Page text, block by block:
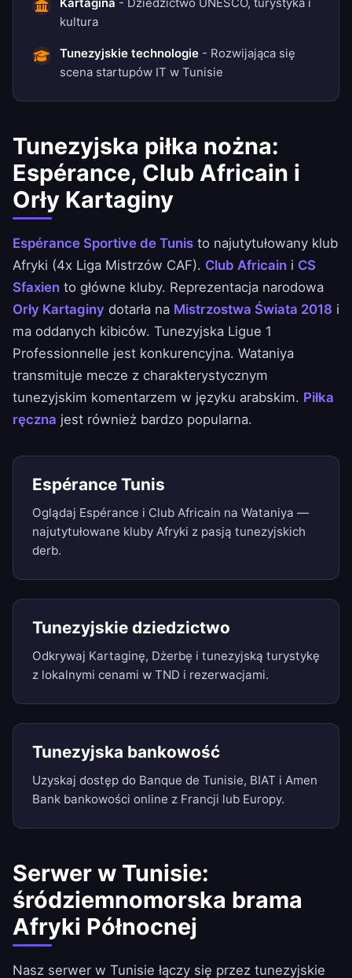
Kartagina - Dziedzictwo UNESCO, turystyka i
kultura
Tunezyjskie technologie - Rozwijająca się
scena startupów IT w Tunisie
Tunezyjska piłka nożna:
Espérance, Club Africain i
Orły Kartaginy
Espérance Sportive de Tunis to najutytułowany klub
Afryki (4x Liga Mistrzów CAF). Club Africain i CS
Sfaxien to główne kluby. Reprezentacja narodowa
Orły Kartaginy dotarła na Mistrzostwa Świata 2018 i
ma oddanych kibiców. Tunezyjska Ligue 1
Professionnelle jest konkurencyjna. Wataniya
transmituje mecze z charakterystycznym
tunezyjskim komentarzem w języku arabskim. Piłka
ręczna jest również bardzo popularna.
Espérance Tunis
Oglądaj Espérance i Club Africain na Wataniya —
najutytułowane kluby Afryki z pasją tunezyjskich
derb.
Tunezyjskie dziedzictwo
Odkrywaj Kartaginę, Dżerbę i tunezyjską turystykę
z lokalnymi cenami w TND i rezerwacjami.
Tunezyjska bankowość
Uzyskaj dostęp do Banque de Tunisie, BIAT i Amen
Bank bankowości online z Francji lub Europy.
Serwer w Tunisie:
śródziemnomorska brama
Afryki Północnej
Nasz serwer w Tunisie łączy się przez tunezyjskie